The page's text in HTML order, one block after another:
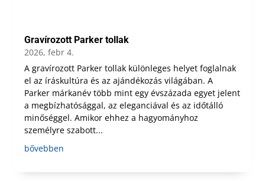
Gravírozott Parker tollak
2026, febr 4.
A gravírozott Parker tollak különleges helyet foglalnak
el az íráskultúra és az ajándékozás világában. A
Parker márkanév több mint egy évszázada egyet jelent
a megbízhatósággal, az eleganciával és az időtálló
minőséggel. Amikor ehhez a hagyományhoz
személyre szabott...
bővebben